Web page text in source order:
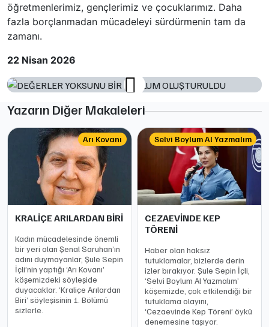
öğretmenlerimiz, gençlerimiz ve çocuklarımız. Daha
fazla borçlanmadan mücadeleyi sürdürmenin tam da
zamanı.
22 Nisan 2026
Yazarın Diğer Makaleleri
Arı Kovanı
KRALİÇE ARILARDAN BİRİ
Kadın mücadelesinde önemli
bir yeri olan Şenal Saruhan’ın
adını duymayanlar, Şule Sepin
İçli’nin yaptığı ‘Arı Kovanı’
köşemizdeki söyleşide
duyacaklar. ‘Kraliçe Arılardan
Biri’ söyleşisinin 1. Bölümü
sizlerle.
Selvi Boylum Al Yazmalım
CEZAEVİNDE KEP
TÖRENİ
Haber olan haksız
tutuklamalar, bizlerde derin
izler bırakıyor. Şule Sepin İçli,
‘Selvi Boylum Al Yazmalım’
köşemizde, çok etkilendiği bir
tutuklama olayını,
‘Cezaevinde Kep Töreni’ öykü
denemesine taşıyor.